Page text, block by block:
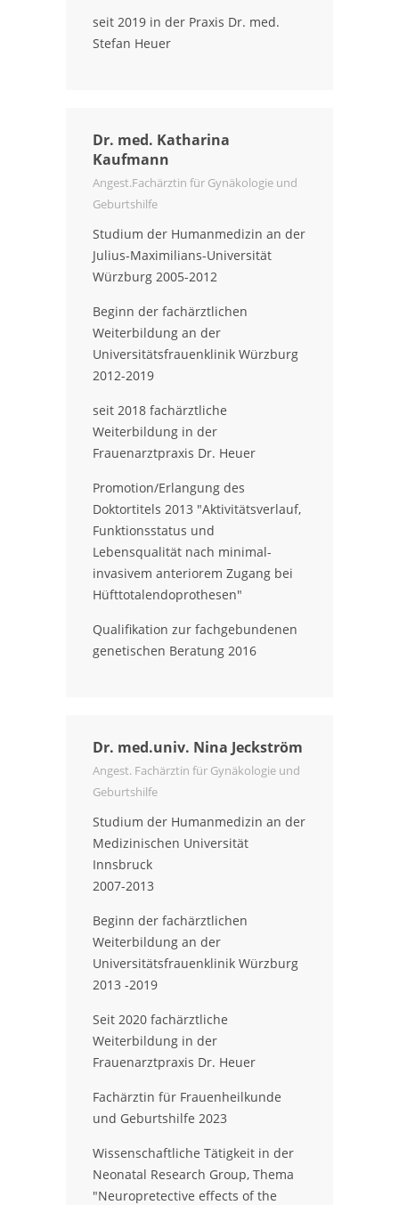
seit 2019 in der Praxis Dr. med.
Stefan Heuer
Dr. med. Katharina
Kaufmann
Angest.Fachärztin für Gynäkologie und
Geburtshilfe
Studium der Humanmedizin an der
Julius-Maximilians-Universität
Würzburg 2005-2012
Beginn der fachärztlichen
Weiterbildung an der
Universitätsfrauenklinik Würzburg
2012-2019
seit 2018 fachärztliche
Weiterbildung in der
Frauenarztpraxis Dr. Heuer
Promotion/Erlangung des
Doktortitels 2013 "Aktivitätsverlauf,
Funktionsstatus und
Lebensqualität nach minimal-
invasivem anteriorem Zugang bei
Hüfttotalendoprothesen"
Qualifikation zur fachgebundenen
genetischen Beratung 2016
Dr. med.univ. Nina Jeckström
Angest. Fachärztin für Gynäkologie und
Geburtshilfe
Studium der Humanmedizin an der
Medizinischen Universität
Innsbruck
2007-2013
Beginn der fachärztlichen
Weiterbildung an der
Universitätsfrauenklinik Würzburg
2013 -2019
Seit 2020 fachärztliche
Weiterbildung in der
Frauenarztpraxis Dr. Heuer
Fachärztin für Frauenheilkunde
und Geburtshilfe 2023
Wissenschaftliche Tätigkeit in der
Neonatal Research Group, Thema
"Neuropretective effects of the